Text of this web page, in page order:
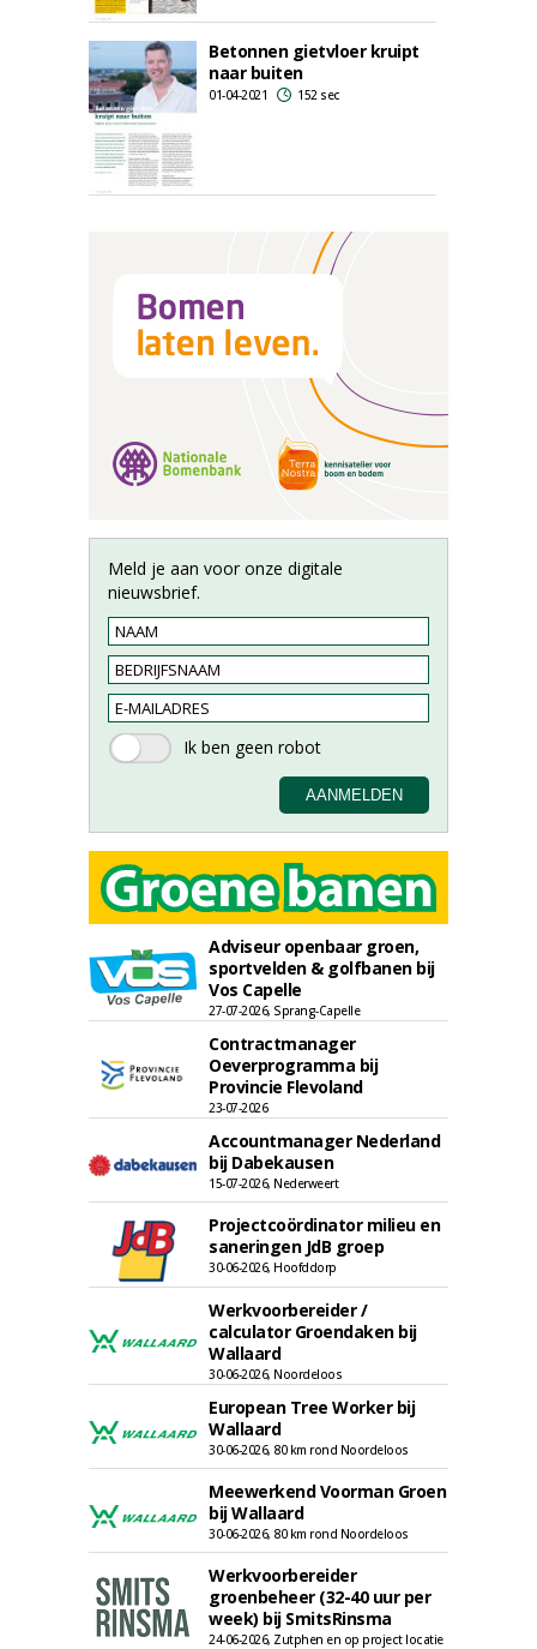
Betonnen gietvloer kruipt
naar buiten
01-04-2021 152 sec
Meld je aan voor onze digitale
nieuwsbrief.
Adviseur openbaar groen,
sportvelden & golfbanen bij
Vos Capelle
27-07-2026, Sprang-Capelle
Contractmanager
Oeverprogramma bij
Provincie Flevoland
23-07-2026
Accountmanager Nederland
bij Dabekausen
15-07-2026, Nederweert
Projectcoördinator milieu en
saneringen JdB groep
30-06-2026, Hoofddorp
Werkvoorbereider /
calculator Groendaken bij
Wallaard
30-06-2026, Noordeloos
European Tree Worker bij
Wallaard
30-06-2026, 80 km rond Noordeloos
Meewerkend Voorman Groen
bij Wallaard
30-06-2026, 80 km rond Noordeloos
Werkvoorbereider
groenbeheer (32-40 uur per
week) bij SmitsRinsma
24-06-2026, Zutphen en op project locatie